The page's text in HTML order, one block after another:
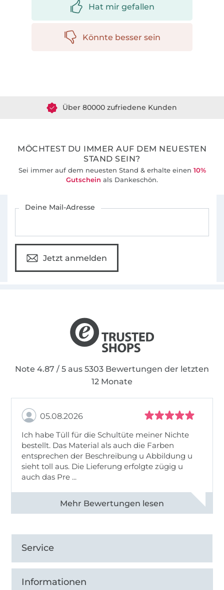
Hat mir gefallen
Könnte besser sein
MÖCHTEST DU IMMER AUF DEM NEUESTEN
STAND SEIN?
Sei immer auf dem neuesten Stand & erhalte einen 10%
Gutschein als Dankeschön.
Deine Mail-Adresse
Jetzt anmelden
Note 4.87 / 5 aus 5303 Bewertungen der letzten
12 Monate
05.08.2026
Ich habe Tüll für die Schultüte meiner Nichte
bestellt. Das Material als auch die Farben
entsprechen der Beschreibung u Abbildung u
sieht toll aus. Die Lieferung erfolgte zügig u
auch das Pre ...
Alle 82950 Bewertungen ansehen
Service
Informationen